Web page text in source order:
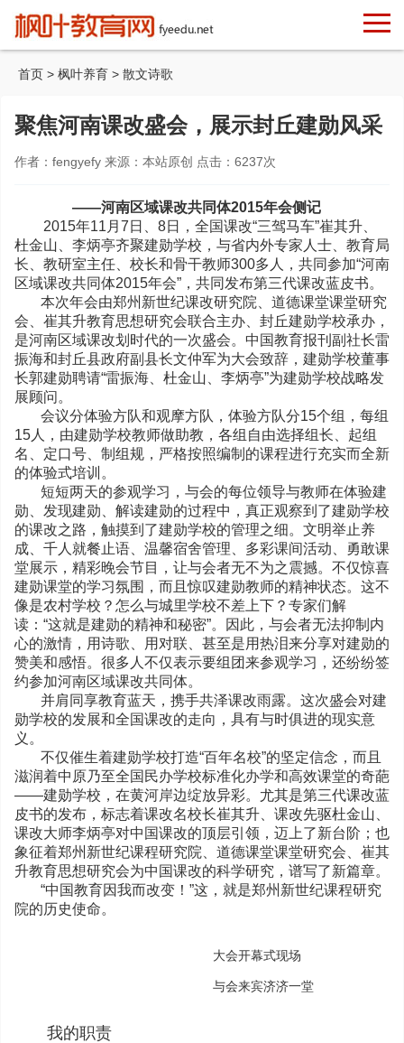
首页 > 枫叶养育 > 散文诗歌
聚焦河南课改盛会，展示封丘建勋风采
作者：fengyefy 来源：本站原创 点击： 6237次
——河南区域课改共同体2015年会侧记
2015年11 月 7 日、 8日，全国课改“三驾马车”崔其升、
杜金山、李炳亭齐聚建勋学校，与省内外专家人士、教育局
长、教研室主任、校长和骨干教师300多人，共同参加“河南
区域课改共同体2015年会”，共同发布第三代课改蓝皮书。
本次年会由郑州新世纪课改研究院、道德课堂课堂研究
会、崔其升教育思想研究会联合主办、封丘建勋学校承办，
是河南区域课改划时代的一次盛会。中国教育报刊副社长雷
振海和封丘县政府副县长文仲军为大会致辞，建勋学校董事
长郭建勋聘请“雷振海、杜金山、李炳亭”为建勋学校战略发
展顾问。
会议分体验方队和观摩方队，体验方队分15个组 ，每组
15 人， 由建勋学校教师做助教，各组自由选择组长、起组
名、定口号、制组规，严格按照编制的课程进行充实而全新
的体验式培训。
短短两天的参观学习，与会的每位领导与教师在体验建
勋、发现建勋、解读建勋的过程中，真正观察到了建勋学校
的课改之路，触摸到了建勋学校的管理之细。文明举止养
成、千人就餐止语、温馨宿舍管理、多彩课间活动、勇敢课
堂展示，精彩晚会节目，让与会者无不为之震撼。不仅惊喜
建勋课堂的学习氛围，而且惊叹建勋教师的精神状态。这不
像是农村学校？怎么与城里学校不差上下？专家们解
读：“这就是建勋的精神和秘密”。因此，与会者无法抑制内
心的激情，用诗歌、用对联、甚至是用热泪来分享对建勋的
赞美和感悟。很多人不仅表示要组团来参观学习，还纷纷签
约参加河南区域课改共同体。
并肩同享教育蓝天，携手共泽课改雨露。这次盛会对建
勋学校的发展和全国课改的走向，具有与时俱进的现实意
义。
不仅催生着建勋学校打造“百年名校”的坚定信念，而且
滋润着中原乃至全国民办学校标准化办学和高效课堂的奇葩
——建勋学校，在黄河岸边绽放异彩。尤其是第三代课改蓝
皮书的发布，标志着课改名校长崔其升、课改先驱杜金山、
课改大师李炳亭对中国课改的顶层引领，迈上了新台阶；也
象征着郑州新世纪课程研究院、道德课堂课堂研究会、崔其
升教育思想研究会为中国课改的科学研究，谱写了新篇章。
“中国教育因我而改变！”这，就是郑州新世纪课程研究
院的历史使命。
大会开幕式现场
与会来宾济济一堂
我的职责